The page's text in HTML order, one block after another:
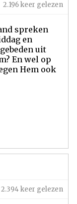
2.196 keer gelezen
spreken
en
uit
En wel op
Hem ook
2.394 keer gelezen